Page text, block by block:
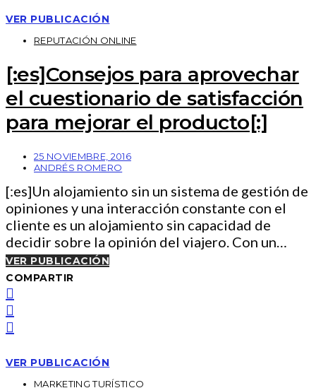
VER PUBLICACIÓN
REPUTACIÓN ONLINE
[:es]Consejos para aprovechar
el cuestionario de satisfacción
para mejorar el producto[:]
25 NOVIEMBRE, 2016
ANDRÉS ROMERO
[:es]Un alojamiento sin un sistema de gestión de
opiniones y una interacción constante con el
cliente es un alojamiento sin capacidad de
decidir sobre la opinión del viajero. Con un…
VER PUBLICACIÓN
COMPARTIR
VER PUBLICACIÓN
MARKETING TURÍSTICO